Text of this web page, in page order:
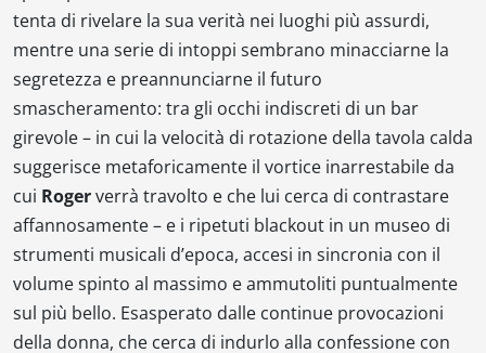
tenta di rivelare la sua verità nei luoghi più assurdi,
mentre una serie di intoppi sembrano minacciarne la
segretezza e preannunciarne il futuro
smascheramento: tra gli occhi indiscreti di un bar
girevole – in cui la velocità di rotazione della tavola calda
suggerisce metaforicamente il vortice inarrestabile da
cui Rogerverrà travolto e che lui cerca di contrastare
affannosamente – e i ripetuti blackout in un museo di
strumenti musicali d’epoca, accesi in sincronia con il
volume spinto al massimo e ammutoliti puntualmente
sul più bello. Esasperato dalle continue provocazioni
della donna, che cerca di indurlo alla confessione con